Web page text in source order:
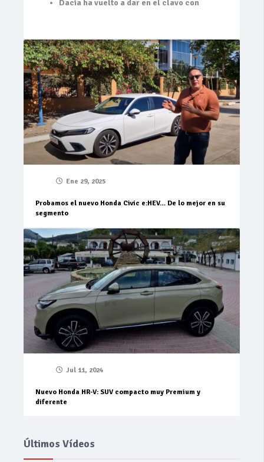
Dacia ha vuelto a dar en el clavo con
Ene 29, 2025
Probamos el nuevo Honda Civic e:HEV… De lo mejor en su
segmento
Jul 11, 2024
Nuevo Honda HR-V: SUV compacto muy Premium y
diferente
Últimos Vídeos